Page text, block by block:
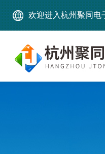
欢迎进入杭州聚同电